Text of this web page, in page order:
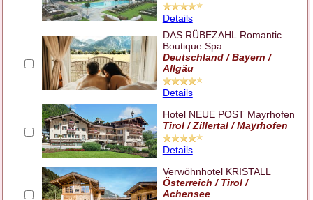
Details
DAS RÜBEZAHL Romantic
Boutique Spa
Deutschland / Bayern /
Allgäu
Details
Hotel NEUE POST Mayrhofen
Tirol / Zillertal / Mayrhofen
Details
Verwöhnhotel KRISTALL
Österreich / Tirol /
Achensee